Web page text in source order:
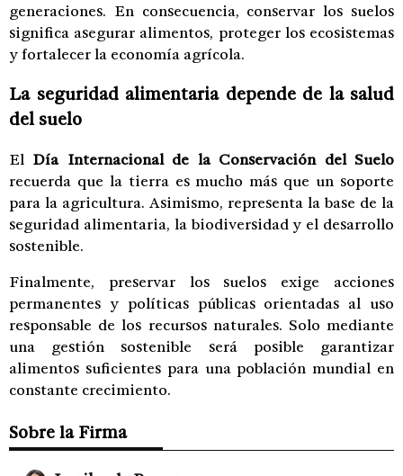
generaciones. En consecuencia, conservar los suelos
significa asegurar alimentos, proteger los ecosistemas
y fortalecer la economía agrícola.
La seguridad alimentaria depende de la salud
del suelo
El Día Internacional de la Conservación del Suelo
recuerda que la tierra es mucho más que un soporte
para la agricultura. Asimismo, representa la base de la
seguridad alimentaria, la biodiversidad y el desarrollo
sostenible.
Finalmente, preservar los suelos exige acciones
permanentes y políticas públicas orientadas al uso
responsable de los recursos naturales. Solo mediante
una gestión sostenible será posible garantizar
alimentos suficientes para una población mundial en
constante crecimiento.
Sobre la Firma